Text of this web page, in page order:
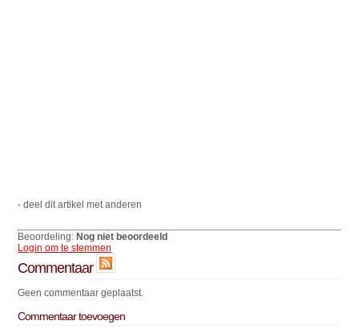
- deel dit artikel met anderen
Beoordeling:Nog niet beoordeeld
Login om te stemmen
Commentaar
Geen commentaar geplaatst.
Commentaar toevoegen